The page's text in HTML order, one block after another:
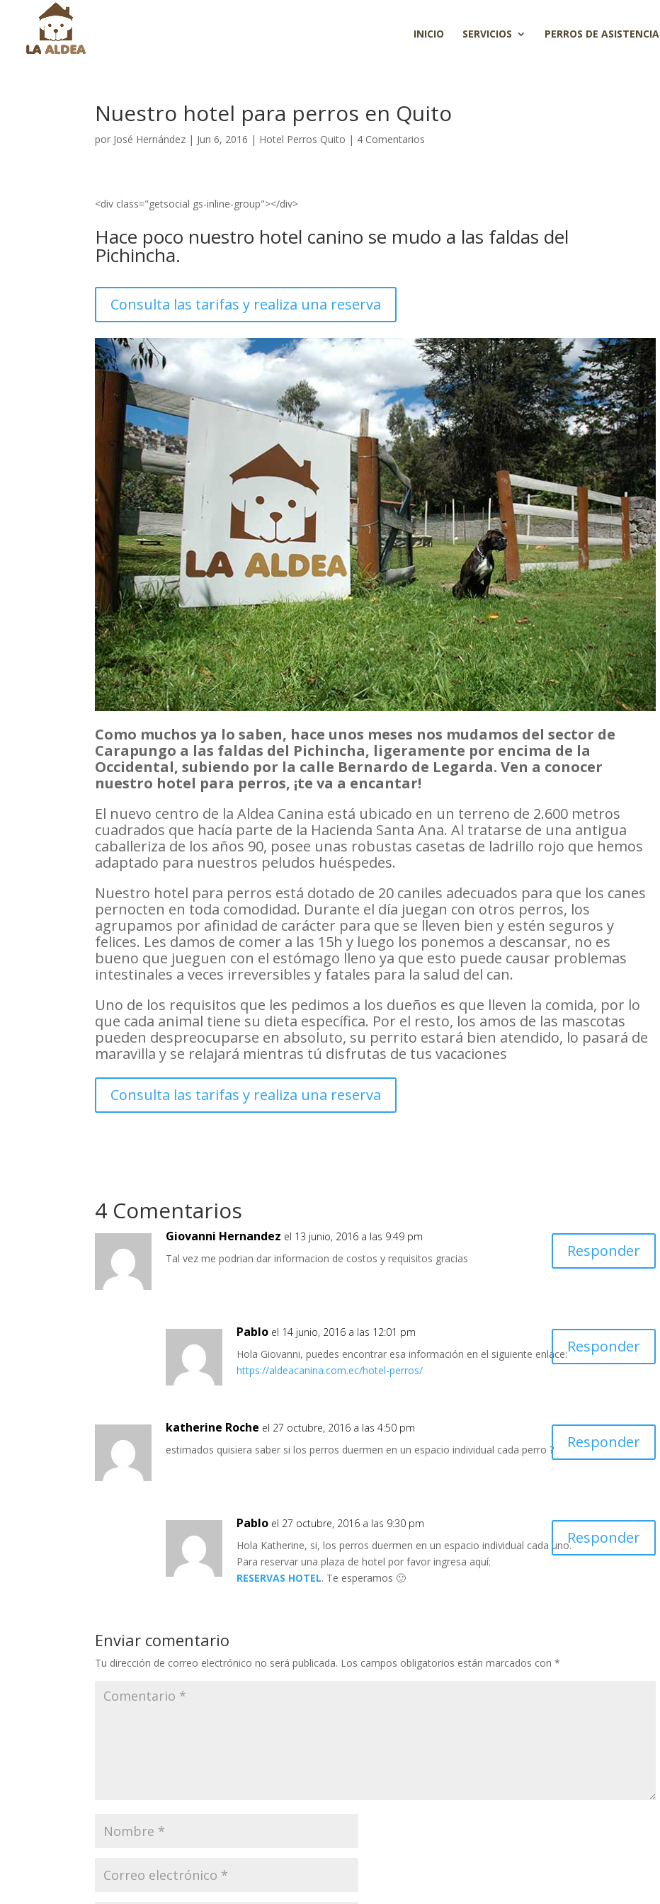
INICIO SERVICIOS PERROS DE ASISTENCIA
Nuestro hotel para perros en Quito
por José Hernández | Jun 6, 2016 | Hotel Perros Quito | 4 Comentarios
<div class="getsocial gs-inline-group"></div>
Hace poco nuestro hotel canino se mudo a las faldas del
Pichincha.
Consulta las tarifas y realiza una reserva
Como muchos ya lo saben, hace unos meses nos mudamos del sector de
Carapungo a las faldas del Pichincha, ligeramente por encima de la
Occidental, subiendo por la calle Bernardo de Legarda. Ven a conocer
nuestro hotel para perros, ¡te va a encantar!
El nuevo centro de la Aldea Canina está ubicado en un terreno de 2.600 metros
cuadrados que hacía parte de la Hacienda Santa Ana. Al tratarse de una antigua
caballeriza de los años 90, posee unas robustas casetas de ladrillo rojo que hemos
adaptado para nuestros peludos huéspedes.
Nuestro hotel para perros está dotado de 20 caniles adecuados para que los canes
pernocten en toda comodidad. Durante el día juegan con otros perros, los
agrupamos por afinidad de carácter para que se lleven bien y estén seguros y
felices. Les damos de comer a las 15h y luego los ponemos a descansar, no es
bueno que jueguen con el estómago lleno ya que esto puede causar problemas
intestinales a veces irreversibles y fatales para la salud del can.
Uno de los requisitos que les pedimos a los dueños es que lleven la comida, por lo
que cada animal tiene su dieta específica. Por el resto, los amos de las mascotas
pueden despreocuparse en absoluto, su perrito estará bien atendido, lo pasará de
maravilla y se relajará mientras tú disfrutas de tus vacaciones
Consulta las tarifas y realiza una reserva
4 Comentarios
Giovanni Hernandez el 13 junio, 2016 a las 9:49 pm
Tal vez me podrian dar informacion de costos y requisitos gracias
Responder
Pablo el 14 junio, 2016 a las 12:01 pm
Hola Giovanni, puedes encontrar esa información en el siguiente enlace:
https://aldeacanina.com.ec/hotel-perros/
Responder
katherine Roche el 27 octubre, 2016 a las 4:50 pm
estimados quisiera saber si los perros duermen en un espacio individual cada perro ?
Responder
Pablo el 27 octubre, 2016 a las 9:30 pm
Hola Katherine, si, los perros duermen en un espacio individual cada uno.
Para reservar una plaza de hotel por favor ingresa aquí:
RESERVAS HOTEL. Te esperamos 🙂
Responder
Enviar comentario
Tu dirección de correo electrónico no será publicada. Los campos obligatorios están marcados con*